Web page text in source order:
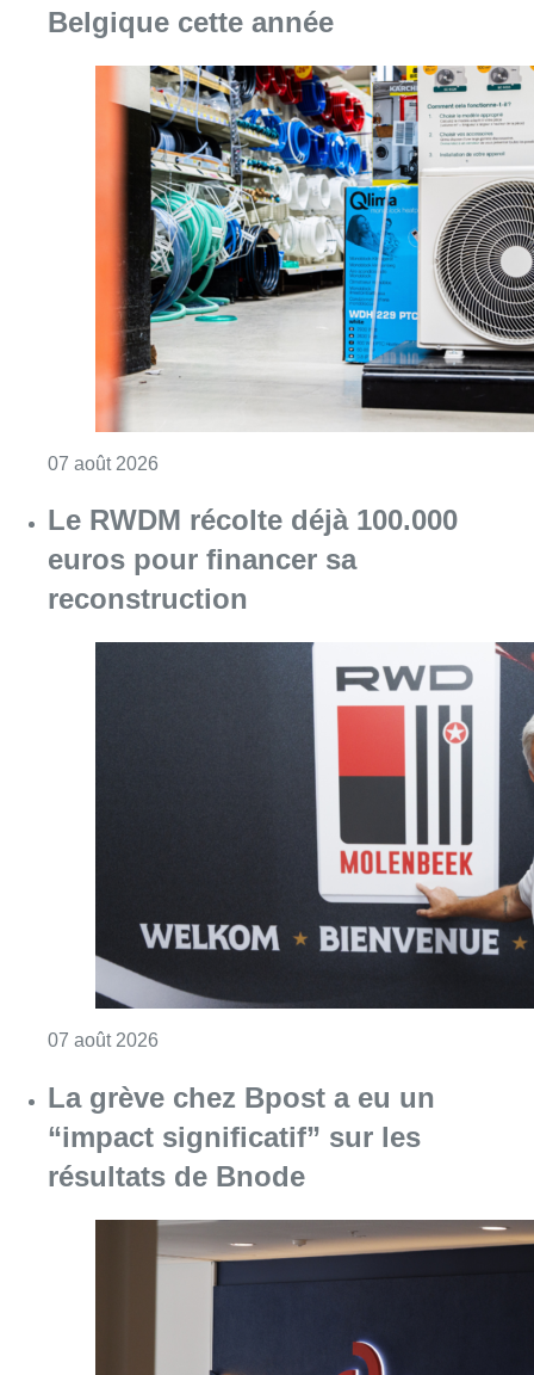
Belgique cette année
07 août 2026
Le RWDM récolte déjà 100.000
euros pour financer sa
reconstruction
07 août 2026
La grève chez Bpost a eu un
“impact significatif” sur les
résultats de Bnode